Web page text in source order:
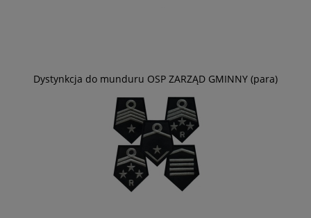
Dystynkcja do munduru OSP ZARZĄD GMINNY (para)